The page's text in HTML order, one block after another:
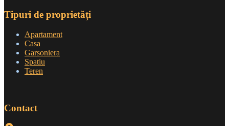
Tipuri de proprietăți
Apartament
Casa
Garsoniera
Spatiu
Teren
Contact